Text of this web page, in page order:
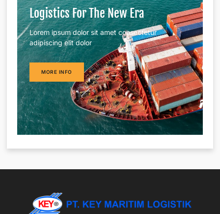
Logistics For The New Era
Lorem ipsum dolor sit amet consectetur
adipiscing elit dolor
MORE INFO